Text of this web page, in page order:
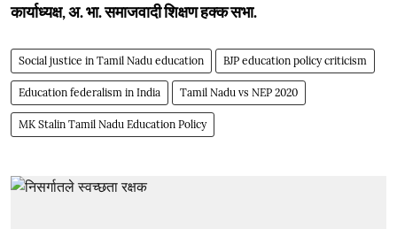
कार्याध्यक्ष, अ. भा. समाजवादी शिक्षण हक्क सभा.
Social justice in Tamil Nadu education BJP education policy criticism
Education federalism in India Tamil Nadu vs NEP 2020
MK Stalin Tamil Nadu Education Policy